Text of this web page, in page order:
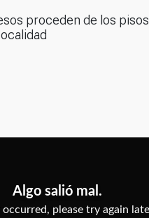
proceden de los pisos